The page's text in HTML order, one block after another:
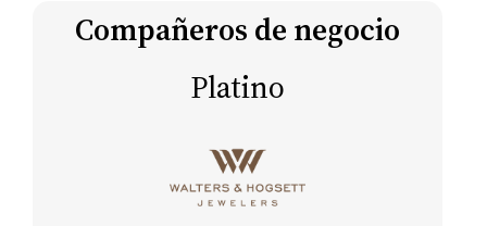
Compañeros de negocio
Platino